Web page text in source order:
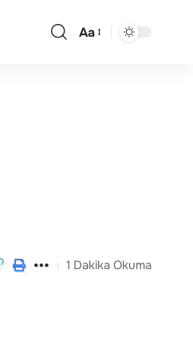
Aa
1 Dakika Okuma